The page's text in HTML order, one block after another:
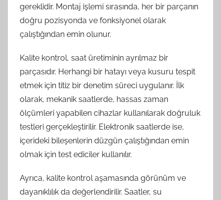
gereklidir. Montaj işlemi sırasında, her bir parçanın
doğru pozisyonda ve fonksiyonel olarak
çalıştığından emin olunur.
Kalite kontrol, saat üretiminin ayrılmaz bir
parçasıdır. Herhangi bir hatayı veya kusuru tespit
etmek için titiz bir denetim süreci uygulanır. İlk
olarak, mekanik saatlerde, hassas zaman
ölçümleri yapabilen cihazlar kullanılarak doğruluk
testleri gerçekleştirilir. Elektronik saatlerde ise,
içerideki bileşenlerin düzgün çalıştığından emin
olmak için test ediciler kullanılır.
Ayrıca, kalite kontrol aşamasında görünüm ve
dayanıklılık da değerlendirilir. Saatler, su